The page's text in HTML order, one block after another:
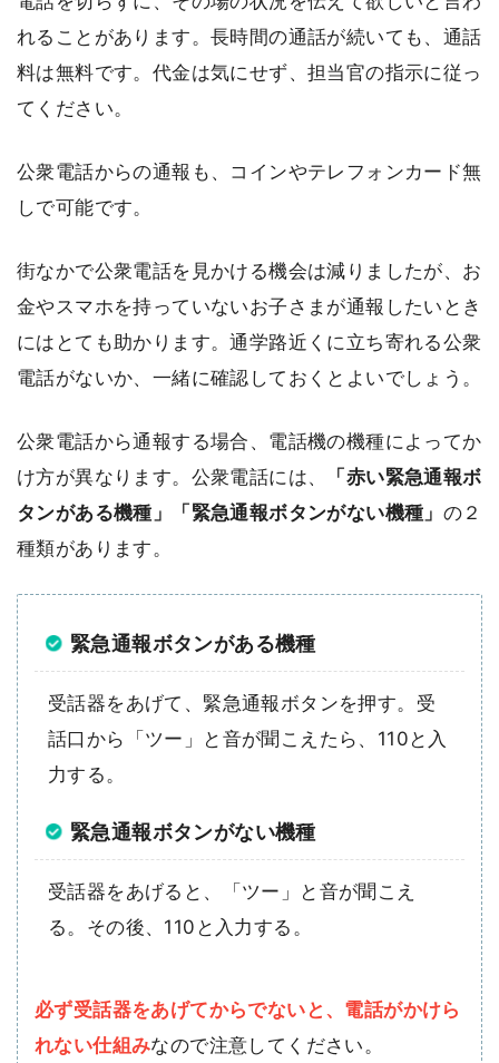
れることがあります。長時間の通話が続いても、通話
料は無料です。代金は気にせず、担当官の指示に従っ
てください。
公衆電話からの通報も、コインやテレフォンカード無
しで可能です。
街なかで公衆電話を見かける機会は減りましたが、お
金やスマホを持っていないお子さまが通報したいとき
にはとても助かります。通学路近くに立ち寄れる公衆
電話がないか、一緒に確認しておくとよいでしょう。
公衆電話から通報する場合、電話機の機種によってか
け方が異なります。公衆電話には、
「赤い緊急通報ボ
タンがある機種」「緊急通報ボタンがない機種」 の２
種類があります。
緊急通報ボタンがある機種
受話器をあげて、緊急通報ボタンを押す。受
話口から「ツー」と音が聞こえたら、110と入
力する。
緊急通報ボタンがない機種
受話器をあげると、「ツー」と音が聞こえ
る。その後、110と入力する。
必ず受話器をあげてからでないと、電話がかけら
れない仕組みなので注意してください。